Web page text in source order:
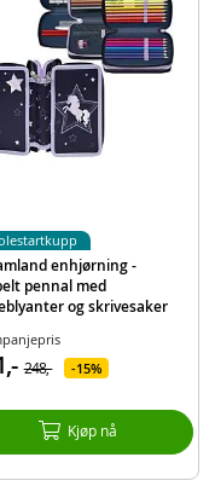
enhjørning -
pennal med
og skrivesaker
248,- 15%
Kjøp nå